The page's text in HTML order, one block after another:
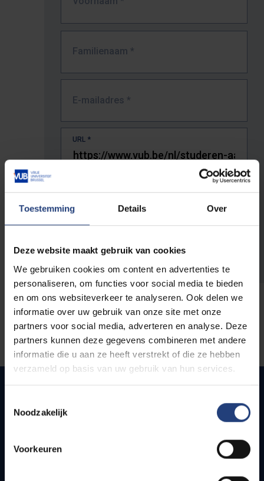
Toestemming Details Over
Deze website maakt gebruik van cookies
We gebruiken cookies om content en advertenties te
personaliseren, om functies voor social media te bieden
en om ons websiteverkeer te analyseren. Ook delen we
informatie over uw gebruik van onze site met onze
partners voor social media, adverteren en analyse. Deze
partners kunnen deze gegevens combineren met andere
informatie die u aan ze heeft verstrekt of die ze hebben
verzameld op basis van uw gebruik van hun services.
Noodzakelijk
Voorkeuren
Familienaam *
E-mailadres *
URL *
De volledige URL van de pagina waar je de fout zag.
Snel naar